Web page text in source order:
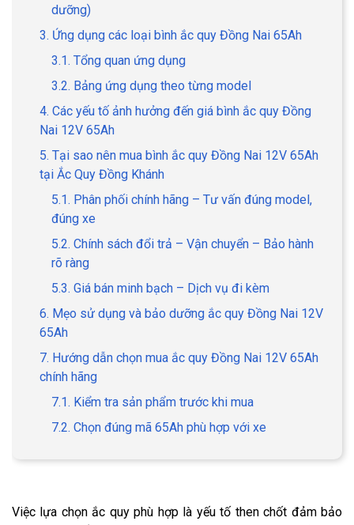
dưỡng)
3. Ứng dụng các loại bình ắc quy Đồng Nai 65Ah
3.1. Tổng quan ứng dụng
3.2. Bảng ứng dụng theo từng model
4. Các yếu tố ảnh hưởng đến giá bình ắc quy Đồng
Nai 12V 65Ah
5. Tại sao nên mua bình ắc quy Đồng Nai 12V 65Ah
tại Ắc Quy Đồng Khánh
5.1. Phân phối chính hãng – Tư vấn đúng model,
đúng xe
5.2. Chính sách đổi trả – Vận chuyển – Bảo hành
rõ ràng
5.3. Giá bán minh bạch – Dịch vụ đi kèm
6. Mẹo sử dụng và bảo dưỡng ắc quy Đồng Nai 12V
65Ah
7. Hướng dẫn chọn mua ắc quy Đồng Nai 12V 65Ah
chính hãng
7.1. Kiểm tra sản phẩm trước khi mua
7.2. Chọn đúng mã 65Ah phù hợp với xe
Việc lựa chọn ắc quy phù hợp là yếu tố then chốt đảm bảo